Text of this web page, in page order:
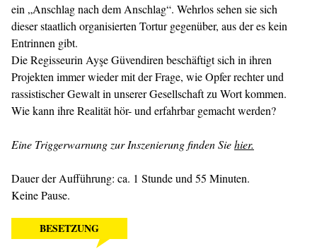
ein „Anschlag nach dem Anschlag“. Wehrlos sehen sie sich
dieser staatlich organisierten Tortur gegenüber, aus der es kein
Entrinnen gibt.
Die Regisseurin Ayşe Güvendiren beschäftigt sich in ihren
Projekten immer wieder mit der Frage, wie Opfer rechter und
rassistischer Gewalt in unserer Gesellschaft zu Wort kommen.
Wie kann ihre Realität hör- und erfahrbar gemacht werden?
Eine Triggerwarnung zur Inszenierung finden Siehier.
Dauer der Aufführung: ca. 1 Stunde und 55 Minuten.
Keine Pause.
BESETZUNG